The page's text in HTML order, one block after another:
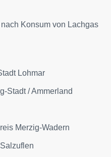
Konsum von Lachgas
Lohmar
Stadt / Ammerland
Merzig-Wadern